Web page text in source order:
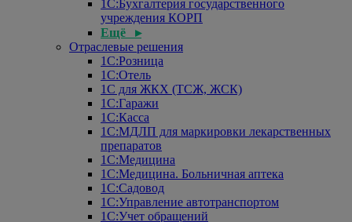
1С:Бухгалтерия государственного
учреждения КОРП
Ещё ▸
Отраслевые решения
1С:Розница
1С:Отель
1С для ЖКХ (ТСЖ, ЖСК)
1С:Гаражи
1С:Касса
1С:МДЛП для маркировки лекарственных
препаратов
1С:Медицина
1С:Медицина. Больничная аптека
1С:Садовод
1С:Управление автотранспортом
1С:Учет обращений